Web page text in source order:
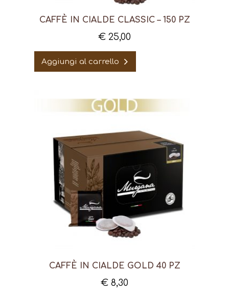
CAFFÈ IN CIALDE CLASSIC – 150 PZ
€ 25,00
Aggiungi al carrello
CAFFÈ IN CIALDE GOLD 40 PZ
€ 8,30